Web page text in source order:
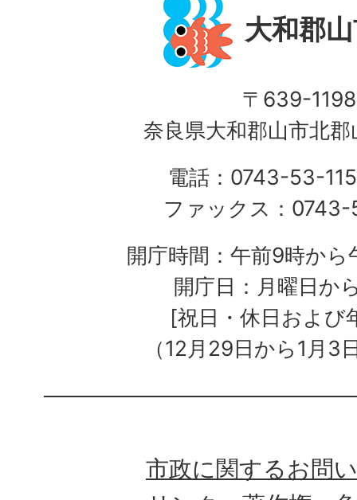
大和郡
〒639-1198
奈良県大和郡山市北
電話：0743-53-
ファックス：
開庁時間：午前9時か
開庁日：月曜日か
[祝日・休日および
（12月29日から1月3
市政に関するお問